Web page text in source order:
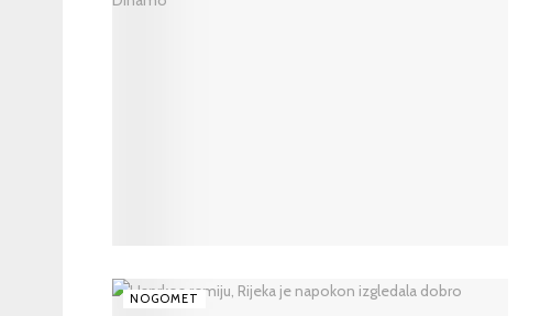
NOGOMET